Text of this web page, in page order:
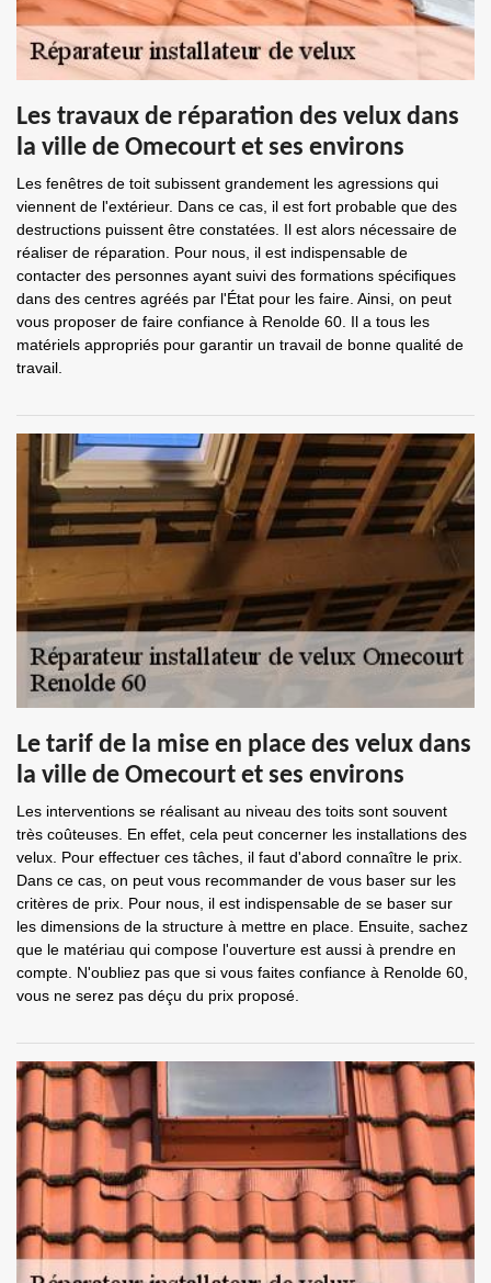
Les travaux de réparation des velux dans
la ville de Omecourt et ses environs
Les fenêtres de toit subissent grandement les agressions qui
viennent de l'extérieur. Dans ce cas, il est fort probable que des
destructions puissent être constatées. Il est alors nécessaire de
réaliser de réparation. Pour nous, il est indispensable de
contacter des personnes ayant suivi des formations spécifiques
dans des centres agréés par l'État pour les faire. Ainsi, on peut
vous proposer de faire confiance à Renolde 60. Il a tous les
matériels appropriés pour garantir un travail de bonne qualité de
travail.
Le tarif de la mise en place des velux dans
la ville de Omecourt et ses environs
Les interventions se réalisant au niveau des toits sont souvent
très coûteuses. En effet, cela peut concerner les installations des
velux. Pour effectuer ces tâches, il faut d'abord connaître le prix.
Dans ce cas, on peut vous recommander de vous baser sur les
critères de prix. Pour nous, il est indispensable de se baser sur
les dimensions de la structure à mettre en place. Ensuite, sachez
que le matériau qui compose l'ouverture est aussi à prendre en
compte. N'oubliez pas que si vous faites confiance à Renolde 60,
vous ne serez pas déçu du prix proposé.